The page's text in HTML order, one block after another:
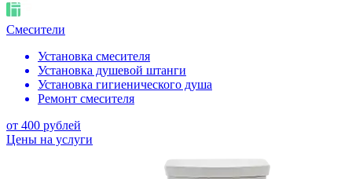
Смесители
Установка смесителя
Установка душевой штанги
Установка гигиенического душа
Ремонт смесителя
от 400 рублей
Цены на услуги